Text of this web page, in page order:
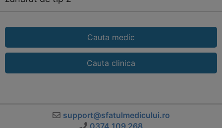
Cauta medic
Cauta clinica
support@sfatulmedicului.ro
0374 109 268